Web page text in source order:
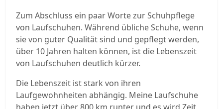
Zum Abschluss ein paar Worte zur Schuhpflege
von Laufschuhen. Während übliche Schuhe, wenn
sie von guter Qualität sind und gepflegt werden,
über 10 Jahren halten können, ist die Lebenszeit
von Laufschuhen deutlich kürzer.
Die Lebenszeit ist stark von ihren
Laufgewohnheiten abhängig. Meine Laufschuhe